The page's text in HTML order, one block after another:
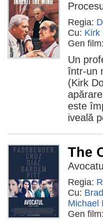
Regia:
Cu: Kirk
Gen film:
Un
într-un
(Kirk
este
iveală
The
Avocatul
Regia:
Cu:
Michael
Gen film: